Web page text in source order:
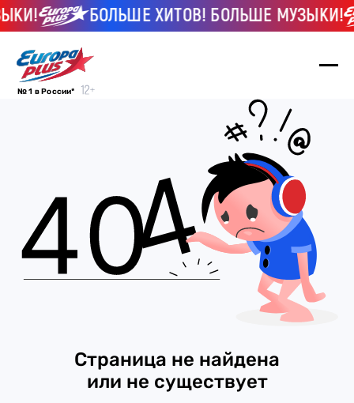
БОЛЬШЕ ХИТОВ! БОЛЬШЕ МУЗЫКИ!
№ 1 в России*
Страница не найдена
или не существует